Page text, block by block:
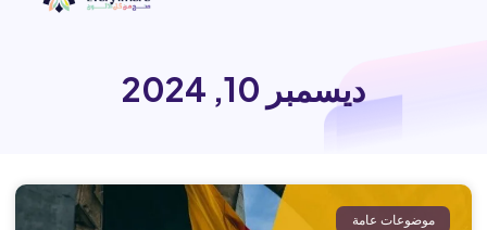
ديسمبر 10, 2024
موضوعات عامة